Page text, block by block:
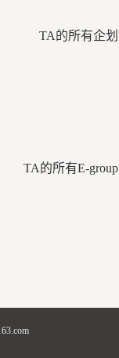
TA的所有企划
TA的所有E-group